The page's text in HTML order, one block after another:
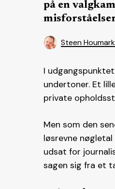
på en
Steen Houmark
I
undertoner. Et
private
Men som den
løsrevne
udsat for
sagen sig fra et